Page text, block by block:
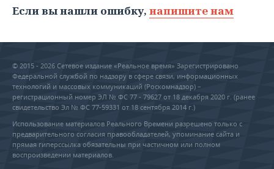
Если вы нашли ошибку, напишите нам
© 2015 - 2026 Сетевое издание «Реальное время» Зарегистрировано
Федеральной службой по надзору в сфере связи, информационных
технологий и массовых коммуникаций (Роскомнадзор) –
регистрационный номер ЭЛ № ФС 77 - 79627 от 18 декабря 2020 г. (ранее
свидетельство Эл № ФС 77-59331 от 18 сентября 2014 г.)
Использование материалов Реального Времени разрешено только с
предварительного согласия правообладателей, упоминание сайта и
прямая гиперссылка обязательны при частичном или полном
воспроизведении материалов.